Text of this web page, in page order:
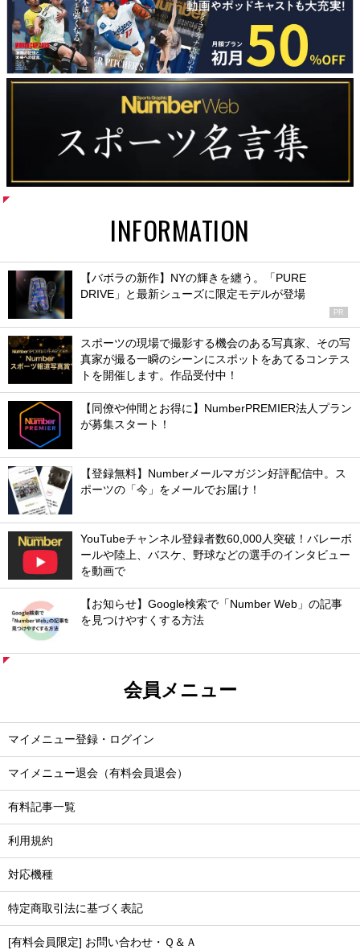
INFORMATION
【バボラの新作】NYの輝きを纏う。「PURE
DRIVE」と最新シューズに限定モデルが登場
PR
スポーツの現場で撮影する機会のある写真家、その写
真家が撮る一瞬のシーンにスポットをあてるコンテス
トを開催します。作品受付中！
【同僚や仲間とお得に】NumberPREMIER法人プラン
が募集スタート！
【登録無料】Numberメールマガジン好評配信中。ス
ポーツの「今」をメールでお届け！
YouTubeチャンネル登録者数60,000人突破！バレーボ
ールや陸上、バスケ、野球などの選手のインタビュー
を動画で
【お知らせ】Google検索で「Number Web」の記事
を見つけやすくする方法
会員メニュー
マイメニュー登録・ログイン
マイメニュー退会（有料会員退会）
有料記事一覧
利用規約
対応機種
特定商取引法に基づく表記
[有料会員限定] お問い合わせ・Ｑ＆Ａ